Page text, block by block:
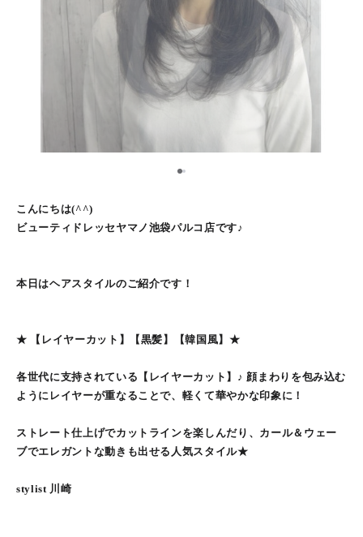
1
こんにちは(^^)
ビューティドレッセヤマノ池袋パルコ店です♪
本日はヘアスタイルのご紹介です！
★ 【レイヤーカット】【黒髪】【韓国風】★
各世代に支持されている【レイヤーカット】♪ 顔まわりを包み込む
ようにレイヤーが重なることで、軽くて華やかな印象に！
ストレート仕上げでカットラインを楽しんだり、カール＆ウェー
ブでエレガントな動きも出せる人気スタイル★
stylist 川崎